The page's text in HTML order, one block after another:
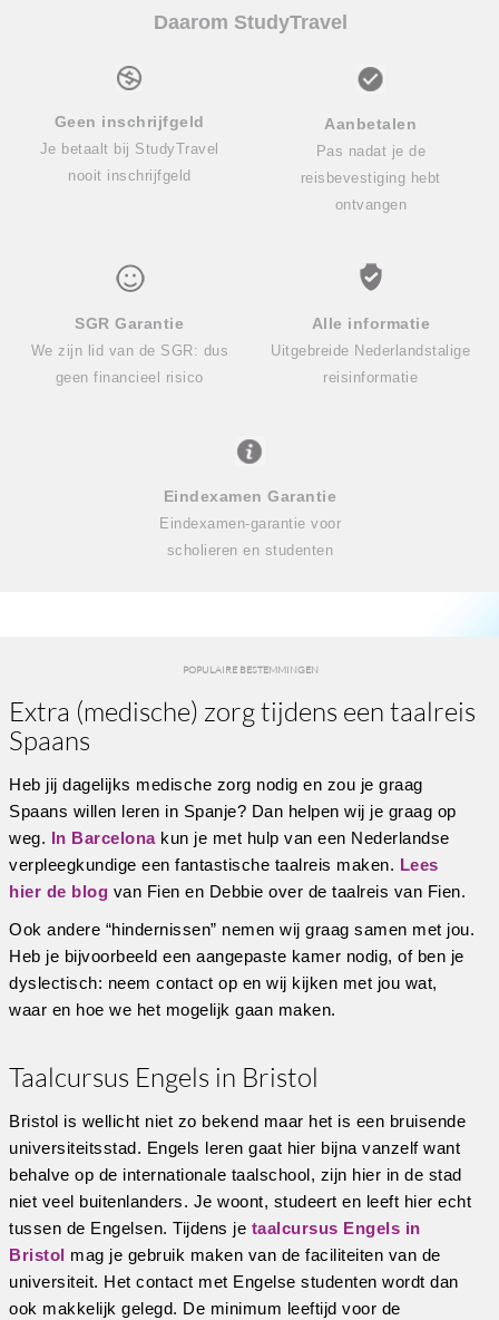
Daarom StudyTravel
Geen inschrijfgeld
Je betaalt bij StudyTravel
nooit inschrijfgeld
Aanbetalen
Pas nadat je de
reisbevestiging hebt
ontvangen
SGR Garantie
We zijn lid van de SGR: dus
geen financieel risico
Alle informatie
Uitgebreide Nederlandstalige
reisinformatie
Eindexamen Garantie
Eindexamen-garantie voor
scholieren en studenten
POPULAIRE BESTEMMINGEN
Extra (medische) zorg tijdens een taalreis
Spaans
Heb jij dagelijks medische zorg nodig en zou je graag
Spaans willen leren in Spanje? Dan helpen wij je graag op
weg. In Barcelonakun je met hulp van een Nederlandse
verpleegkundige een fantastische taalreis maken. Lees
hier de blog van Fien en Debbie over de taalreis van Fien.
Ook andere “hindernissen” nemen wij graag samen met jou.
Heb je bijvoorbeeld een aangepaste kamer nodig, of ben je
dyslectisch: neem contact op en wij kijken met jou wat,
waar en hoe we het mogelijk gaan maken.
Taalcursus Engels in Bristol
Bristol is wellicht niet zo bekend maar het is een bruisende
universiteitsstad. Engels leren gaat hier bijna vanzelf want
behalve op de internationale taalschool, zijn hier in de stad
niet veel buitenlanders. Je woont, studeert en leeft hier echt
tussen de Engelsen. Tijdens je taalcursus Engels in
Bristol mag je gebruik maken van de faciliteiten van de
universiteit. Het contact met Engelse studenten wordt dan
ook makkelijk gelegd. De minimum leeftijd voor de